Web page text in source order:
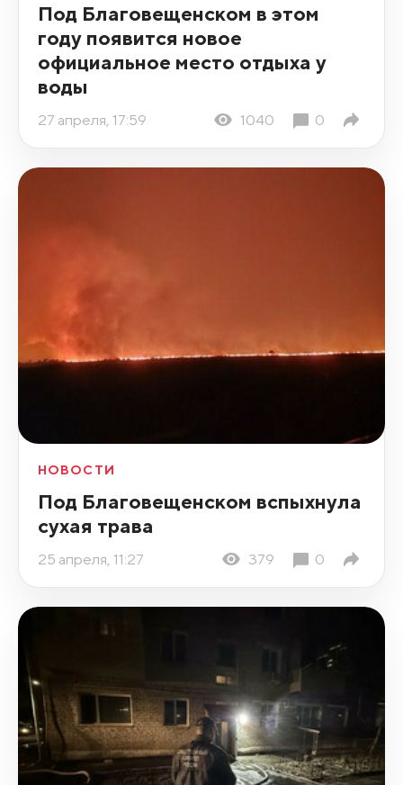
Под Благовещенском в этом
году появится новое
официальное место отдыха у
воды
27 апреля, 17:59 1040 0
НОВОСТИ
Под Благовещенском вспыхнула
сухая трава
25 апреля, 11:27 379 0